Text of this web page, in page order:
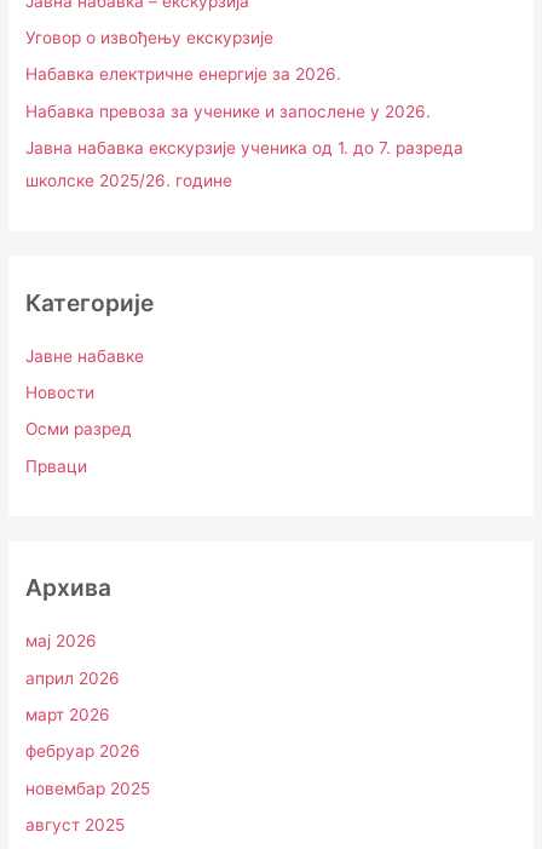
Уговор о извођењу екскурзије
Набавка електричне енергије за 2026.
Набавка превоза за ученике и запослене у 2026.
Јавна набавка екскурзије ученика од 1. до 7. разреда
школске 2025/26. године
Категорије
Јавне набавке
Новости
Осми разред
Прваци
Архива
мај 2026
април 2026
март 2026
фебруар 2026
новембар 2025
август 2025